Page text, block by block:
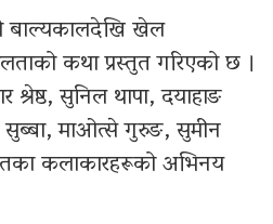
बाल्यकालदेखि खेल
कथा प्रस्तुत गरिएको छ ।
श्रेष्ठ, सुनिल थापा, दयाहाङ
सुब्बा, माओत्से गुरुङ, सुमीन
कलाकारहरूको अभिनय